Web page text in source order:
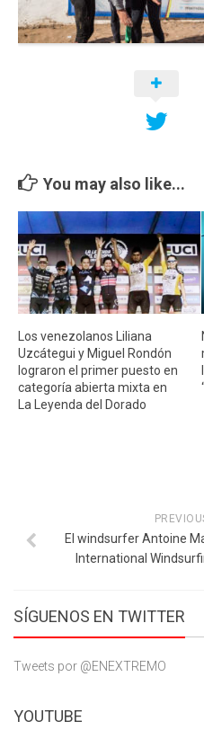
Cambio Climático
Contacto
You may also like...
Los venezolanos Liliana
Uzcátegui y Miguel Rondón
lograron el primer puesto en
categoría abierta mixta en
La Leyenda del Dorado
El windsurfer Antoine
International
SÍGUENOS EN TWITTER
Tweets por @ENEXTREMO
YOUTUBE